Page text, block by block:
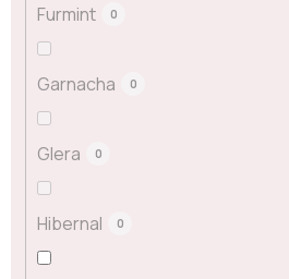
Furmint 0
Garnacha 0
Glera 0
Hibernal 0